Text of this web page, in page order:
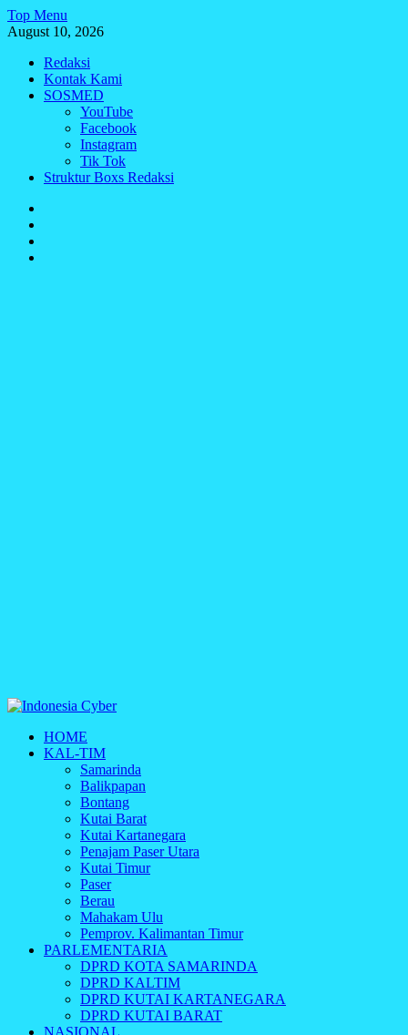
Skip
to
Top Menu
August 10, 2026
Redaksi
Kontak Kami
SOSMED
YouTube
Facebook
Instagram
Tik Tok
Struktur Boxs Redaksi
Indonesia Cyber
Media Cetak, Online & Streaming
HOME
KAL-TIM
Samarinda
Balikpapan
Bontang
Kutai Barat
Kutai Kartanegara
Penajam Paser Utara
Kutai Timur
Paser
Berau
Mahakam Ulu
Pemprov. Kalimantan Timur
PARLEMENTARIA
DPRD KOTA SAMARINDA
DPRD KALTIM
DPRD KUTAI KARTANEGARA
DPRD KUTAI BARAT
NASIONAL